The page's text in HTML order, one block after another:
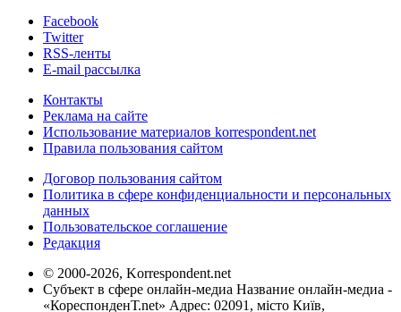
Facebook
Twitter
RSS-ленты
E-mail рассылка
Контакты
Реклама на сайте
Использование материалов korrespondent.net
Правила пользования сайтом
Договор пользования сайтом
Политика в сфере конфиденциальности и персональных
данных
Пользовательское соглашение
Редакция
© 2000-2026, Korrespondent.net
Субъект в сфере онлайн-медиа Название онлайн-медиа -
«КореспонденТ.net» Адрес: 02091, місто Київ,